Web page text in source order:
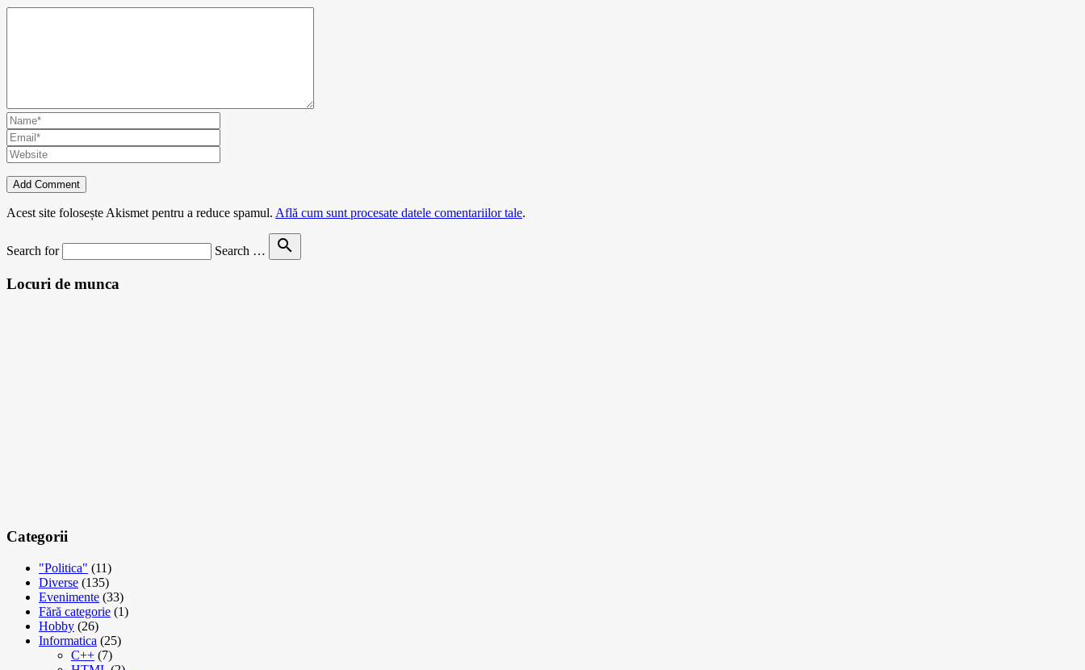
Acest site folosește Akismet pentru a reduce spamul. Află cum sunt procesate datele comentariilor tale.
Search for Search … search
Locuri de munca
Categorii
"Politica" (11)
Diverse (135)
Evenimente (33)
Fără categorie (1)
Hobby (26)
Informatica (25)
C++ (7)